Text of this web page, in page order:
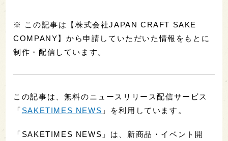
※ この記事は【株式会社JAPAN CRAFT SAKE
COMPANY】から申請していただいた情報をもとに
制作・配信しています。
この記事は、無料のニュースリリース配信サービス
「 SAKETIMES NEWS 」を利用しています。
「SAKETIMES NEWS」は、新商品・イベント開